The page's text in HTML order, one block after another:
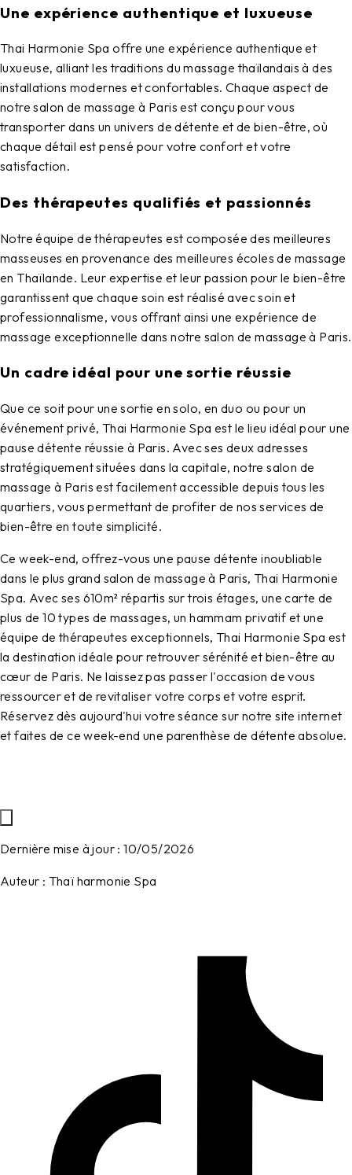
Une expérience authentique et luxueuse
Thai Harmonie Spa offre une expérience authentique et
luxueuse, alliant les traditions du massage thaïlandais à des
installations modernes et confortables. Chaque aspect de
notresalon de massage à Paris est conçu pour vous
transporter dans un univers de détente et de bien-être, où
chaque détail est pensé pour votre confort et votre
satisfaction.
Des thérapeutes qualifiés et passionnés
Notre équipe de thérapeutes est composée des meilleures
masseuses en provenance des meilleures écoles de massage
en Thaïlande. Leur expertise et leur passion pour le bien-être
garantissent que chaque soin est réalisé avec soin et
professionnalisme, vous offrant ainsi une expérience de
massage exceptionnelle dans notre salon de massage à Paris.
Un cadre idéal pour une sortie réussie
Que ce soit pour une sortie en solo, en duo ou pour un
événement privé, Thai Harmonie Spa est le lieu idéal pour une
pause détente réussie à Paris. Avec ses deux adresses
stratégiquement situées dans la capitale, notresalon de
massage à Paris est facilement accessible depuis tous les
quartiers, vous permettant de profiter de nos services de
bien-être en toute simplicité.
Ce week-end, offrez-vous une pause détente inoubliable
dans le plus grand salon de massage à Paris, Thai Harmonie
Spa. Avec ses 610m² répartis sur trois étages, une carte de
plus de 10 types de massages, un hammam privatif et une
équipe de thérapeutes exceptionnels, Thai Harmonie Spa est
la destination idéale pour retrouver sérénité et bien-être au
cœur de Paris. Ne laissez pas passer l'occasion de vous
ressourcer et de revitaliser votre corps et votre esprit.
Réservez dès aujourd'hui votre séance sur notre site internet
et faites de ce week-end une parenthèse de détente absolue.
Dernière mise à jour : 10/05/2026
Auteur : Thaï harmonie Spa